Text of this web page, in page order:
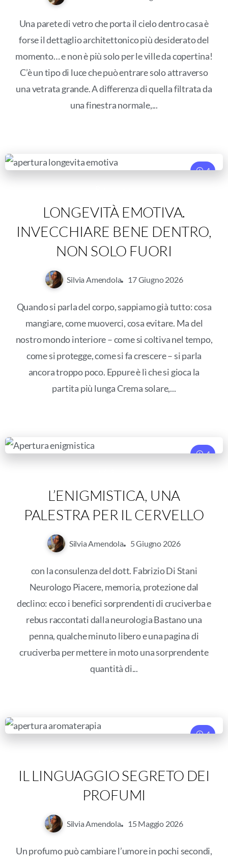
Una parete di vetro che porta il cielo dentro casa è
forse il dettaglio architettonico più desiderato del
momento… e non è più solo per le ville da copertina!
C’è un tipo di luce che può entrare solo attraverso
una vetrata grande. A differenza di quella filtrata da
una finestra normale,...
4
LONGEVITÀ EMOTIVA.
INVECCHIARE BENE DENTRO,
NON SOLO FUORI
Silvia Amendola 17 Giugno 2026
Quando si parla del corpo, sappiamo già tutto: cosa
mangiare, come muoverci, cosa evitare. Ma del
nostro mondo interiore – come si coltiva nel tempo,
come si protegge, come si fa crescere – si parla
ancora troppo poco. Eppure è lì che si gioca la
partita più lunga Crema solare,...
4
L’ENIGMISTICA, UNA
PALESTRA PER IL CERVELLO
Silvia Amendola 5 Giugno 2026
con la consulenza del dott. Fabrizio Di Stani
Neurologo Piacere, memoria, protezione dal
declino: ecco i benefici sorprendenti di cruciverba e
rebus raccontati dalla neurologia Bastano una
penna, qualche minuto libero e una pagina di
cruciverba per mettere in moto una sorprendente
quantità di...
4
IL LINGUAGGIO SEGRETO DEI
PROFUMI
Silvia Amendola 15 Maggio 2026
Un profumo può cambiare l’umore in pochi secondi,